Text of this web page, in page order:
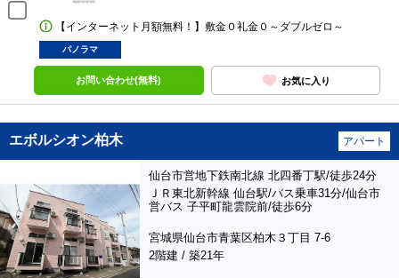
【インターネット月額無料！】敷金０礼金０～ダブルゼロ～
パノラマ
お問い合わせ(無料) お気に入り
エボルシオン柏木 アパート
仙台市営地下鉄南北線 北四番丁駅/徒歩24分
ＪＲ東北新幹線 仙台駅/バス乗車31分/仙台市
営バス 子平町龍雲院前/徒歩6分
宮城県仙台市青葉区柏木３丁目 7-6
2階建 / 築21年